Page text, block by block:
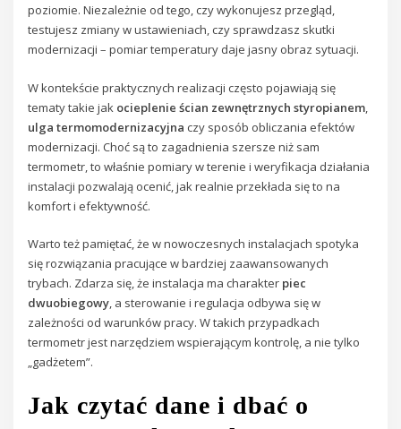
poziomie. Niezależnie od tego, czy wykonujesz przegląd,
testujesz zmiany w ustawieniach, czy sprawdzasz skutki
modernizacji – pomiar temperatury daje jasny obraz sytuacji.
W kontekście praktycznych realizacji często pojawiają się
tematy takie jak ocieplenie ścian zewnętrznych styropianem
ulga termomodernizacyjna czy sposób obliczania efektów
modernizacji. Choć są to zagadnienia szersze niż sam
termometr, to właśnie pomiary w terenie i weryfikacja działania
instalacji pozwalają ocenić, jak realnie przekłada się to na
komfort i efektywność.
Warto też pamiętać, że w nowoczesnych instalacjach spotyka
się rozwiązania pracujące w bardziej zaawansowanych
trybach. Zdarza się, że instalacja ma charakter piec
dwuobiegowy, a sterowanie i regulacja odbywa się w
zależności od warunków pracy. W takich przypadkach
termometr jest narzędziem wspierającym kontrolę, a nie tylko
„gadżetem”.
Jak czytać dane i dbać o